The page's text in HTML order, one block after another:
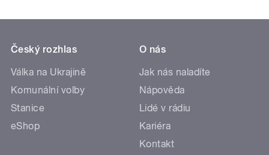
Český rozhlas
Válka na Ukrajině
Komunální volby
Stanice
eShop
O nás
Jak nás naladíte
Nápověda
Lidé v rádiu
Kariéra
Kontakt